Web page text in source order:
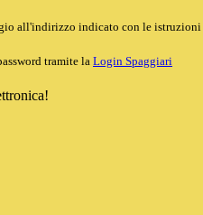
all'indirizzo indicato con le istruzioni
tramite la Login Spaggiari